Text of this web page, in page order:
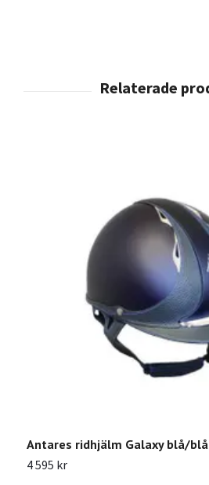
Antares ridhjälm Galaxy blå/blå
4 595 kr